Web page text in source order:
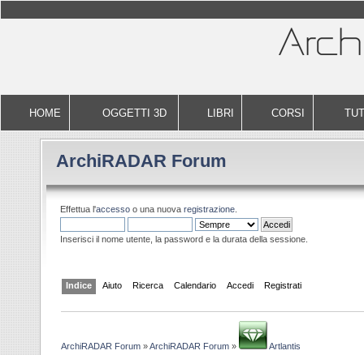
HOME OGGETTI 3D LIBRI CORSI
ArchiRADAR Forum
Effettua l'accesso o una nuova registrazione.
Inserisci il nome utente, la password e la durata della sessione.
Indice Aiuto Ricerca Calendario Accedi Registrati
ArchiRADAR Forum »ArchiRADAR Forum » Artlantis